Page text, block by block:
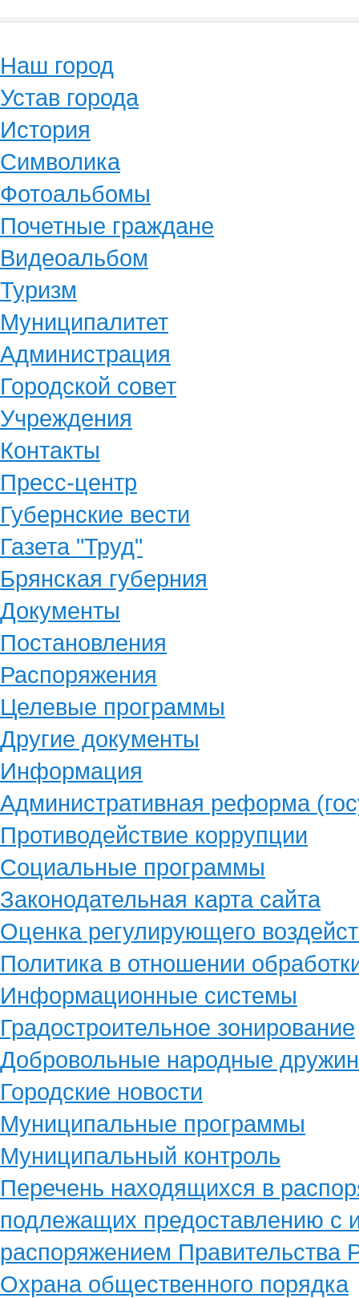
Наш город
Устав города
История
Символика
Фотоальбомы
Почетные граждане
Видеоальбом
Туризм
Муниципалитет
Администрация
Городской совет
Учреждения
Контакты
Пресс-центр
Губернские вести
Газета "Труд"
Брянская губерния
Документы
Постановления
Распоряжения
Целевые программы
Другие документы
Информация
Административная реформа
Противодействие коррупции
Социальные программы
Законодательная карта сайта
Оценка регулирующего
Политика в отношении
Информационные системы
Градостроительное зонирование
Добровольные народные
Городские новости
Муниципальные программы
Муниципальный контроль
Перечень находящихся в
подлежащих предоставлению с
распоряжением
Охрана общественного порядка